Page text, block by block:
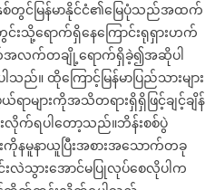
စ်တွင်မြန်မာနိုင်ငံ၏မြေပုံသည်အထက်
းသို့ရောက်ရှိနေကြောင်းရုရှားဟက်
က်အလက်တချို့ရောက်ရှိခဲ့၍အဆိုပါ
ထိုကြောင့်မြန်မာပြည်သားများ
များကိုအသိတရားရှိရှိဖြင့်ချင့်ချိန်
လိုက်ရပါတော့သည်။ဘိန်းစစ်ပွဲ
နမူနာယူပြီးအစားအသောက်တခု
င်းလဲသွားအောင်မပြုလုပ်စေလိုပါက